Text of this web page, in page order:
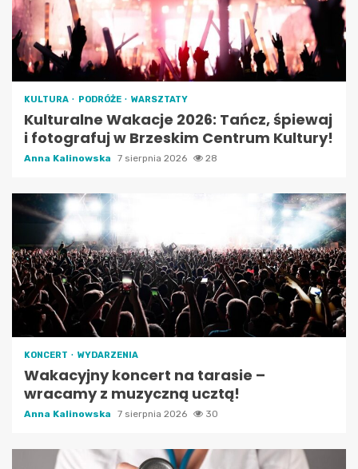
KULTURA PODRÓŻE WARSZTATY
Kulturalne Wakacje 2026: Tańcz, śpiewaj
i fotografuj w Brzeskim Centrum Kultury!
Anna Kalinowska 7 sierpnia 2026 28
KONCERT WYDARZENIA
Wakacyjny koncert na tarasie –
wracamy z muzyczną ucztą!
Anna Kalinowska 7 sierpnia 2026 30